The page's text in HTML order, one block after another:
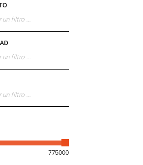
un filtro ...
un filtro ...
un filtro ...
775000